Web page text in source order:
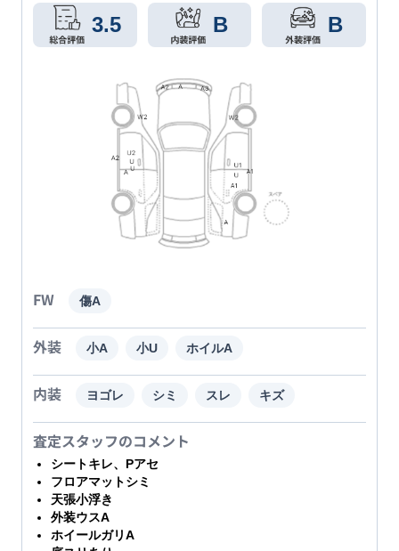
3.5 B B
FW 傷A
外装 小A 小U ホイルA
内装 ヨゴレ シミ スレ キズ
査定スタッフのコメント
シートキレ、Pアセ
フロアマットシミ
天張小浮き
外装ウスA
ホイールガリA